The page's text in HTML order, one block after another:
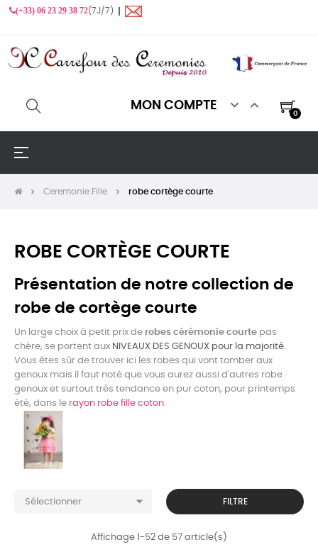
(+33) 06 23 29 38 72(7J/7) ❙
MON COMPTE  
0
Basculer
☰
Ceremonie Fille robe cortège courte
ROBE CORTÈGE COURTE
Présentation de notre collection de
robe de cortège courte
Un large choix à petit prix de robes cérémonie courte pas
chère, se portent aux NIVEAUX DES GENOUX pour la majorité.
Vous êtes sûr de trouver ici les robes qui vont tomber aux
genoux mais il faut noté que vous aurez aussi d'autres robe
genoux et surtout très tendance en pur coton, pour printemps
été, dans le rayon robe fille coton.
Sélectionner  FILTRE
Affichage 1-52 de 57 article(s)